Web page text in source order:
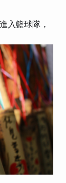
入籃球隊，